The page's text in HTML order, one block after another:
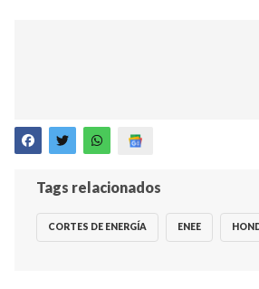
Tags relacionados
CORTES DE ENERGÍA ENEE